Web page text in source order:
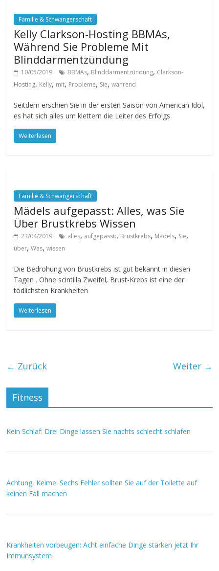
Familie & Schwangerschaft
Kelly Clarkson-Hosting BBMAs,
Während Sie Probleme Mit
Blinddarmentzündung
10/05/2019 BBMAs, Blinddarmentzündung, Clarkson-
Hosting, Kelly, mit, Probleme, Sie,während
Seitdem erschien Sie in der ersten Saison von American Idol,
es hat sich alles um klettern die Leiter des Erfolgs
Weiterlesen
Familie & Schwangerschaft
Mädels aufgepasst: Alles, was Sie
Über Brustkrebs Wissen
23/04/2019 alles, aufgepasst:, Brustkrebs, Mädels, Sie,
über,Was,wissen
Die Bedrohung von Brustkrebs ist gut bekannt in diesen
Tagen . Ohne scintilla Zweifel, Brust-Krebs ist eine der
tödlichsten Krankheiten
Weiterlesen
← Zurück Weiter →
Fitness
Kein Schlaf: Drei Dinge lassen Sie nachts schlecht schlafen
Achtung, Keime: Sechs Fehler sollten Sie auf der Toilette auf
keinen Fall machen
Krankheiten vorbeugen: Acht einfache Dinge stärken jetzt Ihr
Immunsystem